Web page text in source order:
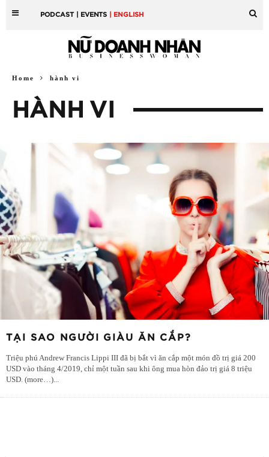
PODCAST | EVENTS | ENGLISH
Home hành vi
HÀNH VI
TẠI SAO NGƯỜI GIÀU ĂN CẮP?
Triệu phú Andrew Francis Lippi III đã bị bắt vì ăn cắp một món đồ trị giá 200
USD vào tháng 4/2019, chỉ một tuần sau khi ông mua hòn đảo trị giá 8 triệu
USD. (more…)...